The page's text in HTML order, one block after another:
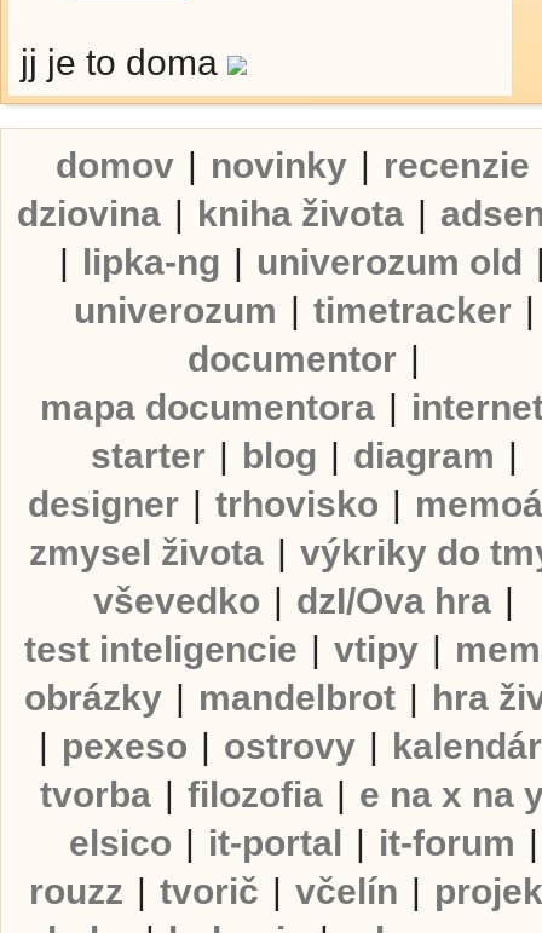
jj je to doma
domov | novinky | recenzie
dziovina | kniha života |
| lipka-ng | univerozum old
univerozum | timetracker |
documentor |
mapa documentora |
starter | blog | diagram |
designer | trhovisko |
zmysel života | výkriky do
vševedko | dzI/Ova hra |
test inteligencie | vtipy |
obrázky | mandelbrot | hra
| pexeso | ostrovy | kalendár
tvorba | filozofia | e na x na
elsico | it-portal | it-forum |
rouzz | tvorič | včelín |